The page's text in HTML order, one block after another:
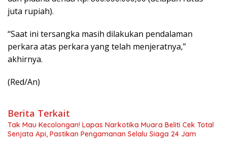
juta rupiah).
“Saat ini tersangka masih dilakukan pendalaman
perkara atas perkara yang telah menjeratnya,”
akhirnya.
(Red/An)
Berita Terkait
Tak Mau Kecolongan! Lapas Narkotika Muara Beliti Cek Total
Senjata Api, Pastikan Pengamanan Selalu Siaga 24 Jam